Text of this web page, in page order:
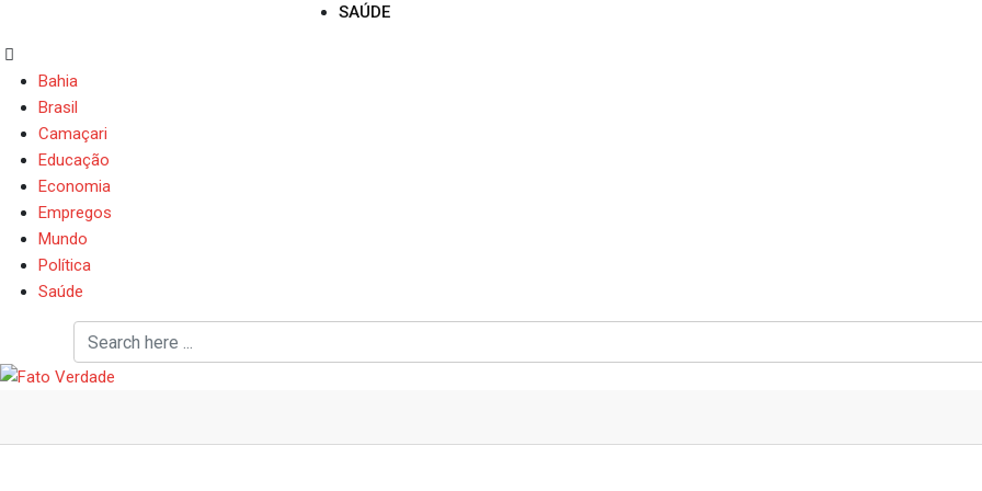
SAÚDE
Bahia
Brasil
Camaçari
Educação
Economia
Empregos
Mundo
Política
Saúde